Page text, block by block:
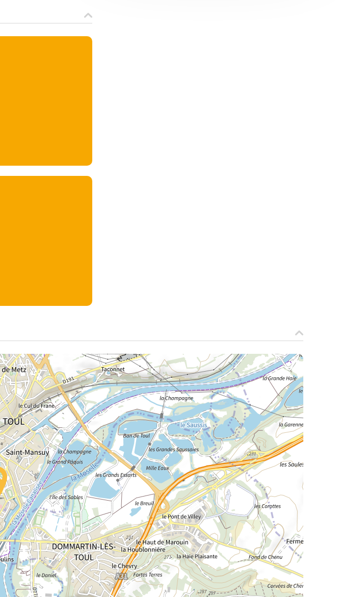
La Meurthe & Moselle en instantanée,
recherchez ce que vous voulez